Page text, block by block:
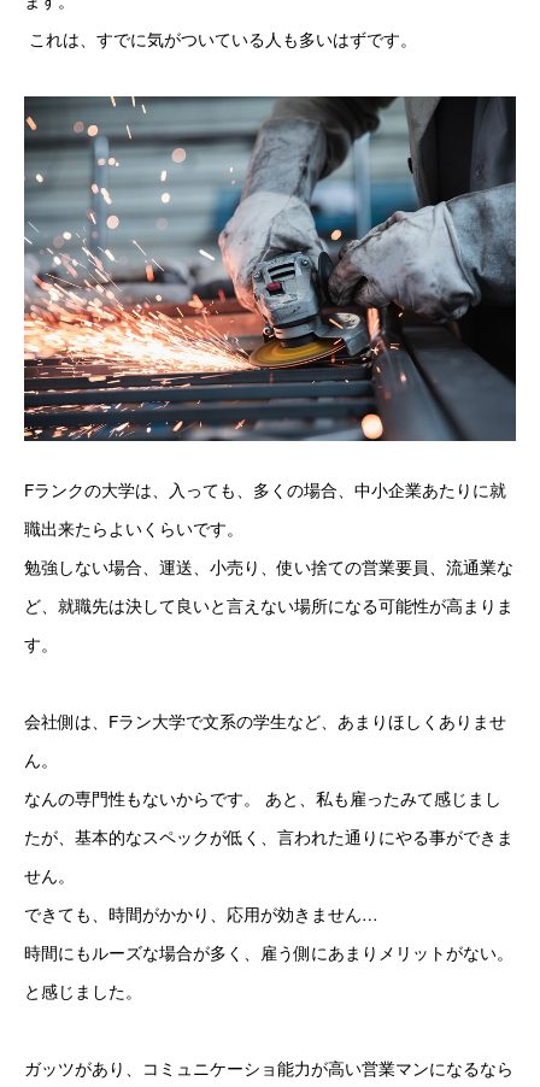
これは、すでに気がついている人も多いはずです。
Fランクの大学は、入っても、多くの場合、中小企業あたりに就
職出来たらよいくらいです。
勉強しない場合、運送、小売り、使い捨ての営業要員、流通業な
ど、就職先は決して良いと言えない場所になる可能性が高まりま
す。
会社側は、Fラン大学で文系の学生など、あまりほしくありませ
ん。
なんの専門性もないからです。 あと、私も雇ったみて感じまし
たが、基本的なスペックが低く、言われた通りにやる事ができま
せん。
できても、時間がかかり、応用が効きません…
時間にもルーズな場合が多く、雇う側にあまりメリットがない。
と感じました。
ガッツがあり、コミュニケーショ能力が高い営業マンになるなら